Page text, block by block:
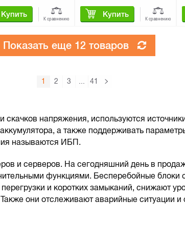
Купить
К сравнению
Купить
К сравнению
Показать еще 12 товаров
1 2 3 41
напряжения, используются
а также поддерживать
называются ИБП.
и серверов. На сегодняшний день в
функциями. Бесперебойные блоки
и коротких замыканий, снижают
они отслеживают аварийные ситуации